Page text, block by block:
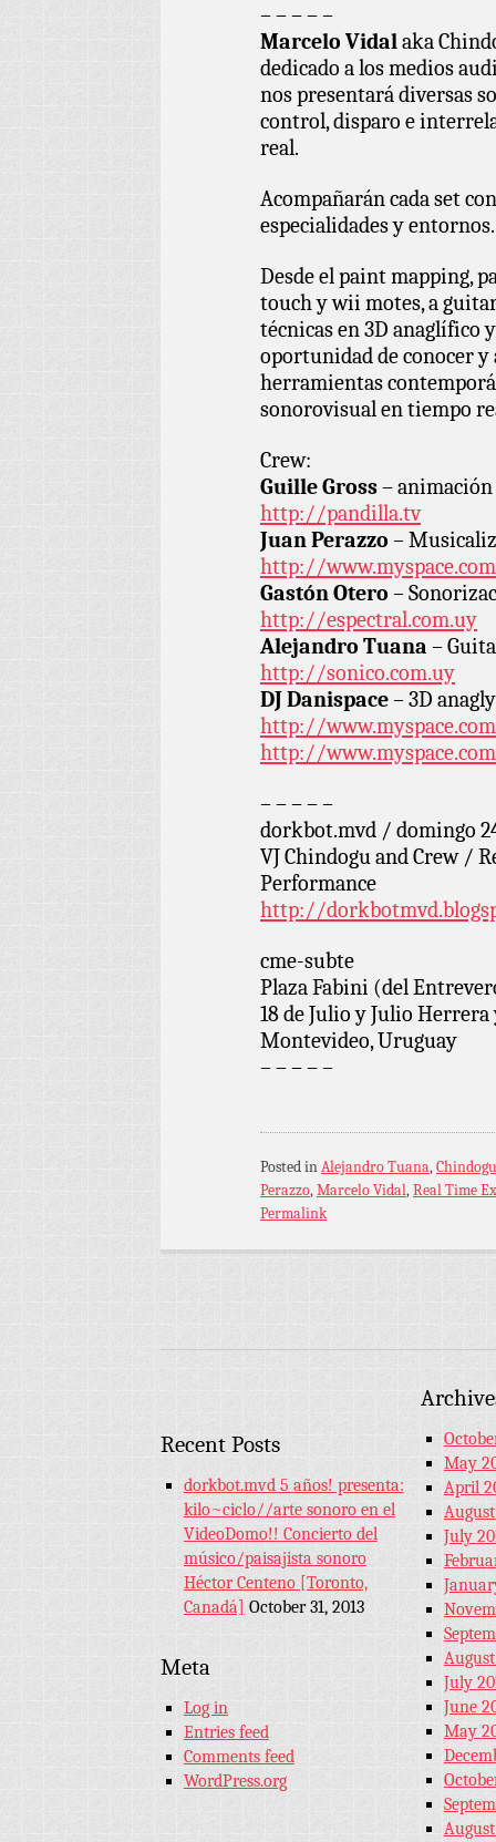
– – – – –
Marcelo Vidalaka
dedicado a los medios
nos presentará diversas
control, disparo e
real.
Acompañarán cada set
especialidades y entornos.
Desde el paint mapping,
touch y wii motes, a
técnicas en 3D anaglífico
oportunidad de conocer y
herramientas
sonorovisual en tiempo
Crew:
Guille Gross–
http://pandilla.tv
Juan Perazzo –
http://
Gastón Otero –
http://espectral.com.uy
Alejandro Tuana –
http://sonico.com.uy
DJ Danispace– 3D
http://
http://
– – – – –
dorkbot.mvd / domingo
VJ Chindogu and Crew /
Performance
http://
cme-subte
Plaza Fabini (del
18 de Julio y Julio Herrera
Montevideo, Uruguay
– – – – –
Posted inAlejandro Tuana,Chindogu
Perazzo,Marcelo Vidal,Real Time
Permalink
Recent Posts
dorkbot.mvd 5 años! presenta:
kilo~ciclo//arte sonoro en el
VideoDomo!! Concierto del
músico/paisajista sonoro
Héctor Centeno [Toronto,
Canadá] October 31, 2013
Meta
Log in
Entries feed
Comments feed
WordPress.org
May
April
July
August
July
June
May